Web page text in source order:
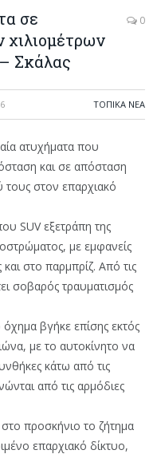
σε
χιλιομέτρων
Σκάλας
0
ΤΟΠΙΚΆ ΝΈΑ
ατυχήματα που
και σε απόσταση
τους στον επαρχιακό
SUV εξετράπη της
με εμφανείς
στο παρμπρίζ. Από τις
σοβαρός τραυματισμός
βγήκε επίσης εκτός
με το αυτοκίνητο να
κάτω από τις
από τις αρμόδιες
προσκήνιο το ζήτημα
επαρχιακό δίκτυο,